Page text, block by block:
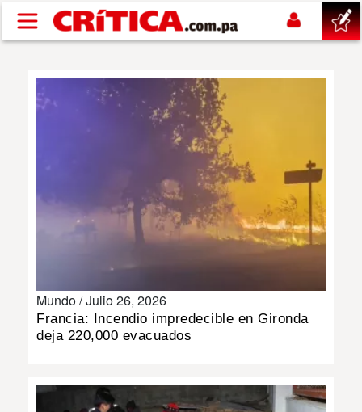
Pasar al contenido principal
DEPORTES
MUNDO
INSÓLITAS
Mundo /Julio 26, 2026
Francia: Incendio impredecible en Gironda
deja 220,000 evacuados